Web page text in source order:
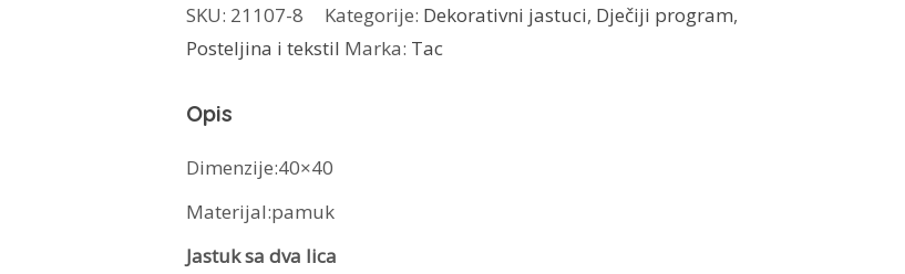
Masa
i
količina
SKU: 21107-8 Kategorije: Dekorativni jastuci, Dječiji program,
Posteljina i tekstil Marka: Tac
Opis
Dimenzije:40×40
Materijal:pamuk
Jastuk sa dva lica